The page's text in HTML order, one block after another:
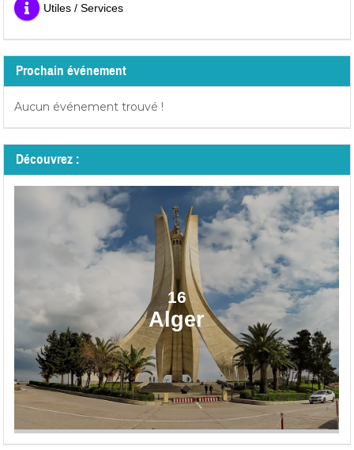
Utiles / Services
Prochain événement
Aucun événement trouvé !
Découvrez :
16
Alger